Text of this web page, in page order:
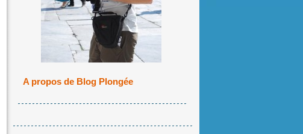
A propos de Blog Plongée